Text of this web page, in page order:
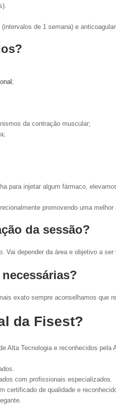
de 1 semana) e
;
da contração muscular;
para injetar algum fármaco,
promovendo uma
da sessão?
Vai depender da área e objetivo a ser
exato sempre aconselhamos que
da Fisest?
Alta Tecnologia e reconhecidos pela
com profissionais especializados.
certificado de qualidade e